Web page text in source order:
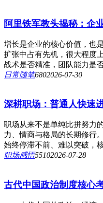
阿里铁军教头揭秘：企
增长是企业的核心价值，也
扩张中占有先机，很大程度
战术是否精准，团队能力是
日常随笔6802026-07-30
深耕职场：普通人快速
职场从来不是单纯比拼努力
力、情商与格局的长期修行
始终停滞不前、难以突破，
职场感悟55102026-07-28
古代中国政治制度核心